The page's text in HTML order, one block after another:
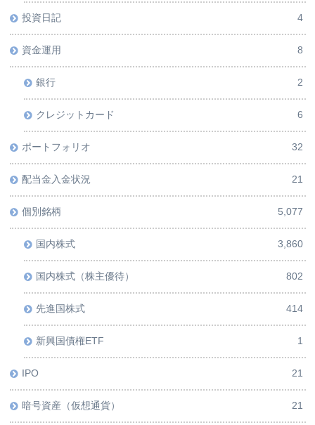
投資日記 4
資金運用 8
銀行 2
クレジットカード 6
ポートフォリオ 32
配当金入金状況 21
個別銘柄 5,077
国内株式 3,860
国内株式（株主優待） 802
先進国株式 414
新興国債権ETF 1
IPO 21
暗号資産（仮想通貨） 21